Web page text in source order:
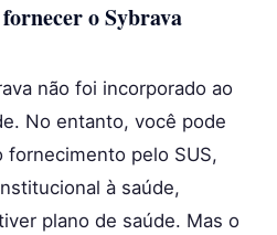
o Sybrava
não foi incorporado ao
No entanto, você pode
pelo SUS,
à saúde,
plano de saúde. Mas o